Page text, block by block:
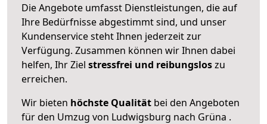
Die Angebote umfasst Dienstleistungen, die auf
Ihre Bedürfnisse abgestimmt sind, und unser
Kundenservice steht Ihnen jederzeit zur
Verfügung. Zusammen können wir Ihnen dabei
helfen, Ihr Ziel stressfrei und reibungsloszu
erreichen.
Wir bieten höchste Qualität bei den Angeboten
für den Umzug von Ludwigsburg nach Grüna .